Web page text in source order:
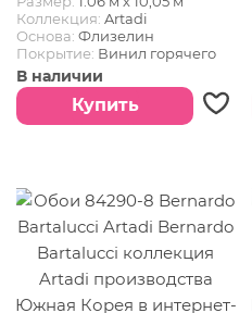
Коллекция: Artadi
Основа: Флизелин
Покрытие: Винил горячего
тиснения
Страна:Южная Корея
В наличии
Купить